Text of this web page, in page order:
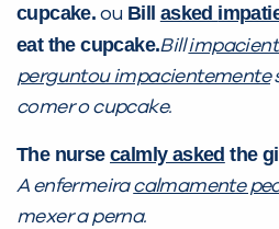
cupcake. ou Bill asked
eat the cupcake.Bill
perguntou impacientemente
comer o cupcake.
The nursecalmly asked the
A enfermeiracalmamente
mexer a perna.